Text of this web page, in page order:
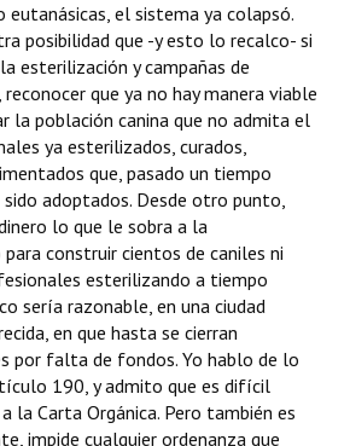
eutanásicas, el sistema ya colapsó.
posibilidad que -y esto lo recalco- si
esterilización y campañas de
que ya no hay manera viable
la población canina que no admita el
ya esterilizados, curados,
que, pasado un tiempo
adoptados. Desde otro punto,
lo que le sobra a la
construir cientos de caniles ni
esterilizando a tiempo
sería razonable, en una ciudad
en que hasta se cierran
por falta de fondos. Yo hablo de lo
190, y admito que es difícil
la Carta Orgánica. Pero también es
impide cualquier ordenanza que